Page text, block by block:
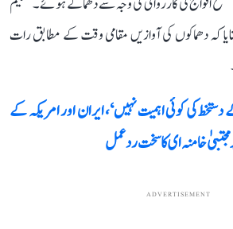
کہ دھماکوں کی آوازیں مقامی وقت کے مطابق رات
کی کوئی اہمیت نہیں‘، ایران اور امریکہ کے
خامنہ ای کا سخت ردعمل
ADVERTISEMENT